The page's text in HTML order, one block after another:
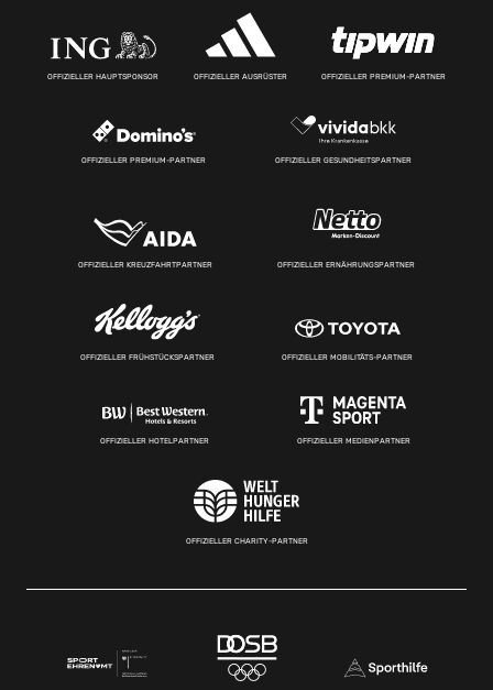
OFFIZIELLER HAUPTSPONSOR OFFIZIELLER AUSRÜSTER OFFIZIELLER PREMIUM-PARTNER
OFFIZIELLER PREMIUM-PARTNER OFFIZIELLER GESUNDHEITSPARTNER
OFFIZIELLER KREUZFAHRTPARTNER OFFIZIELLER ERNÄHRUNGSPARTNER
OFFIZIELLER FRÜHSTÜCKSPARTNER OFFIZIELLER MOBILITÄTS-PARTNER
OFFIZIELLER HOTELPARTNER OFFIZIELLER MEDIENPARTNER
OFFIZIELLER CHARITY-PARTNER